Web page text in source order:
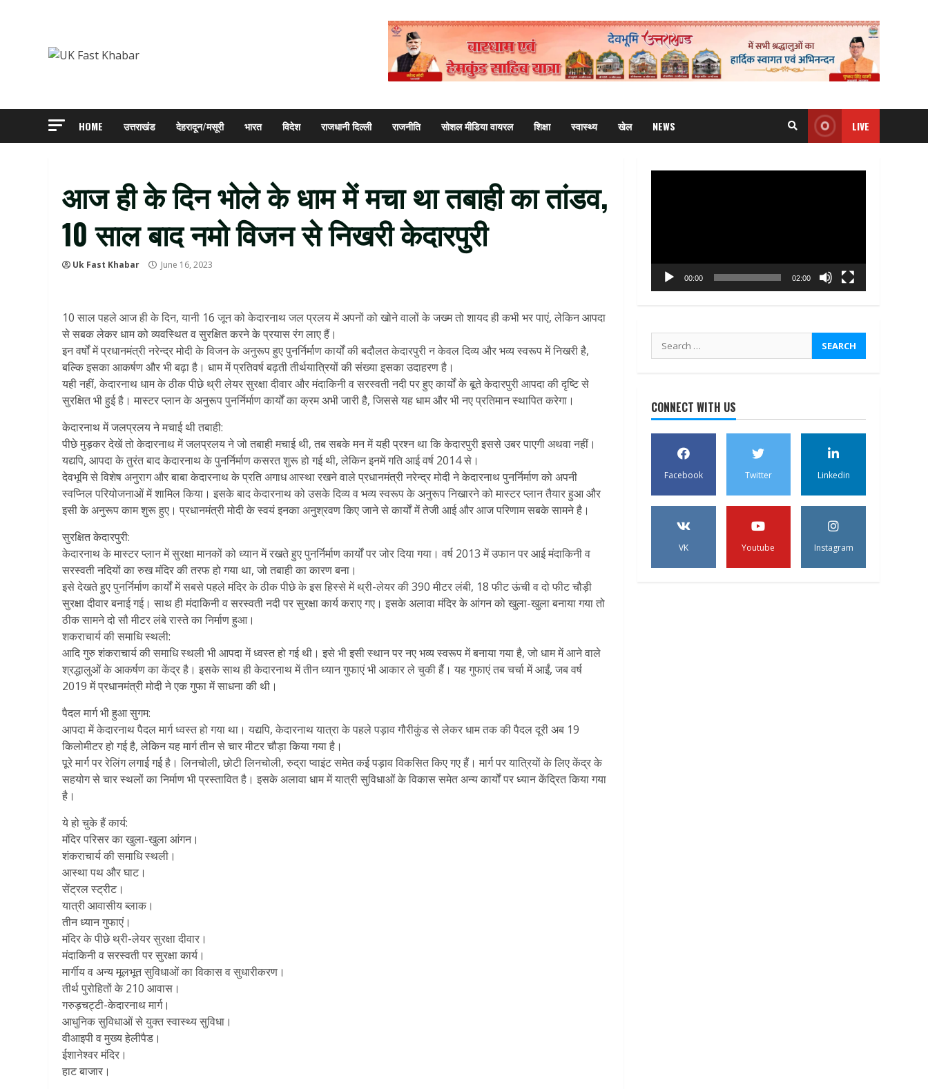
HOME उत्तराखंड देहरादून/मसूरी भारत विदेश राजधानी दिल्ली राजनीति सोशल मीडिया वायरल शिक्षा स्वास्थ्य खेल NEWS LIVE
आज ही के दिन भोले के धाम में मचा था तबाही का तांडव,
10 साल बाद नमो विजन से निखरी केदारपुरी
Uk Fast Khabar June 16, 2023
10 साल पहले आज ही के दिन, यानी 16 जून को केदारनाथ जल प्रलय में अपनों को खोने वालों के जख्म तो शायद ही कभी भर पाएं, लेकिन आपदा
से सबक लेकर धाम को व्यवस्थित व सुरक्षित करने के प्रयास रंग लाए हैं।
इन वर्षों में प्रधानमंत्री नरेन्द्र मोदी के विजन के अनुरूप हुए पुनर्निर्माण कार्यों की बदौलत केदारपुरी न केवल दिव्य और भव्य स्वरूप में निखरी है,
बल्कि इसका आकर्षण और भी बढ़ा है। धाम में प्रतिवर्ष बढ़ती तीर्थयात्रियों की संख्या इसका उदाहरण है।
यही नहीं, केदारनाथ धाम के ठीक पीछे थ्री लेयर सुरक्षा दीवार और मंदाकिनी व सरस्वती नदी पर हुए कार्यों के बूते केदारपुरी आपदा की दृष्टि से
सुरक्षित भी हुई है। मास्टर प्लान के अनुरूप पुनर्निर्माण कार्यों का क्रम अभी जारी है, जिससे यह धाम और भी नए प्रतिमान स्थापित करेगा।
केदारनाथ में जलप्रलय ने मचाई थी तबाही:
पीछे मुड़कर देखें तो केदारनाथ में जलप्रलय ने जो तबाही मचाई थी, तब सबके मन में यही प्रश्न था कि केदारपुरी इससे उबर पाएगी अथवा नहीं।
यद्यपि, आपदा के तुरंत बाद केदारनाथ के पुनर्निर्माण कसरत शुरू हो गई थी, लेकिन इनमें गति आई वर्ष 2014 से।
देवभूमि से विशेष अनुराग और बाबा केदारनाथ के प्रति अगाध आस्था रखने वाले प्रधानमंत्री नरेन्द्र मोदी ने केदारनाथ पुनर्निर्माण को अपनी
स्वप्निल परियोजनाओं में शामिल किया। इसके बाद केदारनाथ को उसके दिव्य व भव्य स्वरूप के अनुरूप निखारने को मास्टर प्लान तैयार हुआ और
इसी के अनुरूप काम शुरू हुए। प्रधानमंत्री मोदी के स्वयं इनका अनुश्रवण किए जाने से कार्यों में तेजी आई और आज परिणाम सबके सामने है।
सुरक्षित केदारपुरी:
केदारनाथ के मास्टर प्लान में सुरक्षा मानकों को ध्यान में रखते हुए पुनर्निर्माण कार्यों पर जोर दिया गया। वर्ष 2013 में उफान पर आई मंदाकिनी व
सरस्वती नदियों का रुख मंदिर की तरफ हो गया था, जो तबाही का कारण बना।
इसे देखते हुए पुनर्निर्माण कार्यों में सबसे पहले मंदिर के ठीक पीछे के इस हिस्से में थ्री-लेयर की 390 मीटर लंबी, 18 फीट ऊंची व दो फीट चौड़ी
सुरक्षा दीवार बनाई गई। साथ ही मंदाकिनी व सरस्वती नदी पर सुरक्षा कार्य कराए गए। इसके अलावा मंदिर के आंगन को खुला-खुला बनाया गया तो
ठीक सामने दो सौ मीटर लंबे रास्ते का निर्माण हुआ।
शकराचार्य की समाधि स्थली:
आदि गुरु शंकराचार्य की समाधि स्थली भी आपदा में ध्वस्त हो गई थी। इसे भी इसी स्थान पर नए भव्य स्वरूप में बनाया गया है, जो धाम में आने वाले
श्रद्धालुओं के आकर्षण का केंद्र है। इसके साथ ही केदारनाथ में तीन ध्यान गुफाएं भी आकार ले चुकी हैं। यह गुफाएं तब चर्चा में आईं, जब वर्ष
2019 में प्रधानमंत्री मोदी ने एक गुफा में साधना की थी।
पैदल मार्ग भी हुआ सुगम:
आपदा में केदारनाथ पैदल मार्ग ध्वस्त हो गया था। यद्यपि, केदारनाथ यात्रा के पहले पड़ाव गौरीकुंड से लेकर धाम तक की पैदल दूरी अब 19
किलोमीटर हो गई है, लेकिन यह मार्ग तीन से चार मीटर चौड़ा किया गया है।
पूरे मार्ग पर रेलिंग लगाई गई है। लिनचोली, छोटी लिनचोली, रुद्रा प्वाइंट समेत कई पड़ाव विकसित किए गए हैं। मार्ग पर यात्रियों के लिए केंद्र के
सहयोग से चार स्थलों का निर्माण भी प्रस्तावित है। इसके अलावा धाम में यात्री सुविधाओं के विकास समेत अन्य कार्यों पर ध्यान केंद्रित किया गया
है।
ये हो चुके हैं कार्य:
मंदिर परिसर का खुला-खुला आंगन।
शंकराचार्य की समाधि स्थली।
आस्था पथ और घाट।
सेंट्रल स्ट्रीट।
यात्री आवासीय ब्लाक।
तीन ध्यान गुफाएं।
मंदिर के पीछे थ्री-लेयर सुरक्षा दीवार।
मंदाकिनी व सरस्वती पर सुरक्षा कार्य।
मार्गीय व अन्य मूलभूत सुविधाओं का विकास व सुधारीकरण।
तीर्थ पुरोहितों के 210 आवास।
गरुड़चट्टी-केदारनाथ मार्ग।
आधुनिक सुविधाओं से युक्त स्वास्थ्य सुविधा।
वीआइपी व मुख्य हेलीपैड।
ईशानेश्वर मंदिर।
हाट बाजार।
00:00 02:00
Search
for:
CONNECT WITH US
Facebook Twitter Linkedin
VK Youtube Instagram